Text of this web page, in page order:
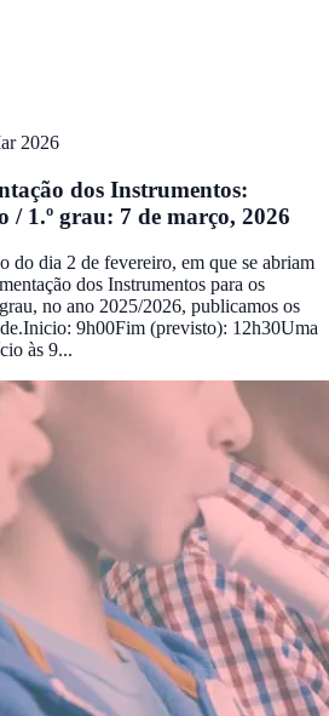
2026
dos Instrumentos:
/ 1.º grau: 7 de março, 2026
do dia 2 de fevereiro, em que se abriam
dos Instrumentos para os
no ano 2025/2026, publicamos os
9h00Fim (previsto): 12h30Uma
às 9...